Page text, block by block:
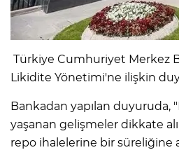
Türkiye Cumhuriyet Merkez
Likidite Yönetimi'ne ilişkin
Bankadan yapılan duyuruda,
yaşanan gelişmeler dikkate
repo ihalelerine bir süreliğine